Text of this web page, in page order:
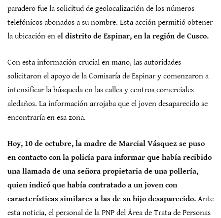
paradero fue la solicitud de geolocalización de los números
telefónicos abonados a su nombre. Esta acción permitió obtener
la ubicación en el distrito de Espinar, en la región de Cusco.
Con esta información crucial en mano, las autoridades
solicitaron el apoyo de la Comisaría de Espinar y comenzaron a
intensificar la búsqueda en las calles y centros comerciales
aledaños. La información arrojaba que el joven desaparecido se
encontraría en esa zona.
Hoy, 10 de octubre, la madre de Marcial Vásquez se puso
en contacto con la policía para informar que había recibido
una llamada de una señora propietaria de una pollería,
quien indicó que había contratado a un joven con
características similares a las de su hijo desaparecido. Ante
esta noticia, el personal de la PNP del Área de Trata de Personas